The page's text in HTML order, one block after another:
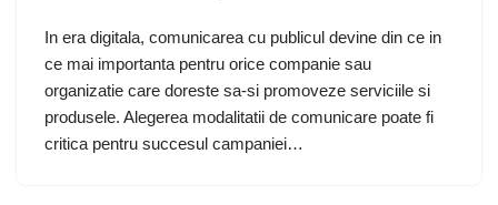
In era digitala, comunicarea cu publicul devine din ce in
ce mai importanta pentru orice companie sau
organizatie care doreste sa-si promoveze serviciile si
produsele. Alegerea modalitatii de comunicare poate fi
critica pentru succesul campaniei…